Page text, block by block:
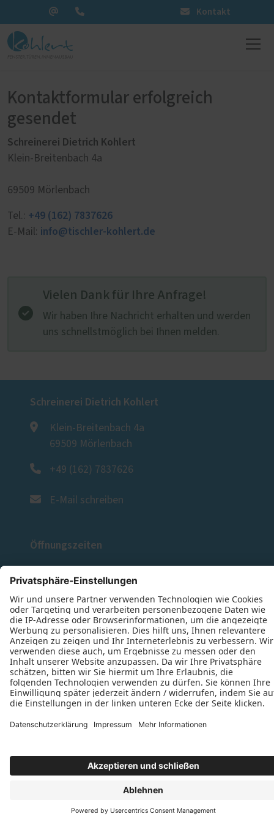
Kontakt
Kontaktformular erfolgreich
gesendet
Schreinerei Dietrich Kohlert
Klein-Breitenbach 4a
69509 Mörlenbach
Tel.: +49 (162) 7837626
E-Mail: info@tischler-kohlert.de
Vielen Dank für Ihre Anfrage!
Wir haben Ihre Nachricht erhalten und werden
uns schnellstmöglich bei Ihnen melden.
Schreinerei Dietrich Kohlert
Klein-Breitenbach 4a
69509 Mörlenbach
+49 (162) 7837626
E-Mail schreiben
Öffnungszeiten
Dienstag: 07:30–16:00 Uhr
Mittwoch: 07:30–16:00 Uhr
Donnerstag: 07:30–16:00 Uhr
Freitag: 07:30–16:00 Uhr
Schreinerei Dietrich Kohlert © 2026